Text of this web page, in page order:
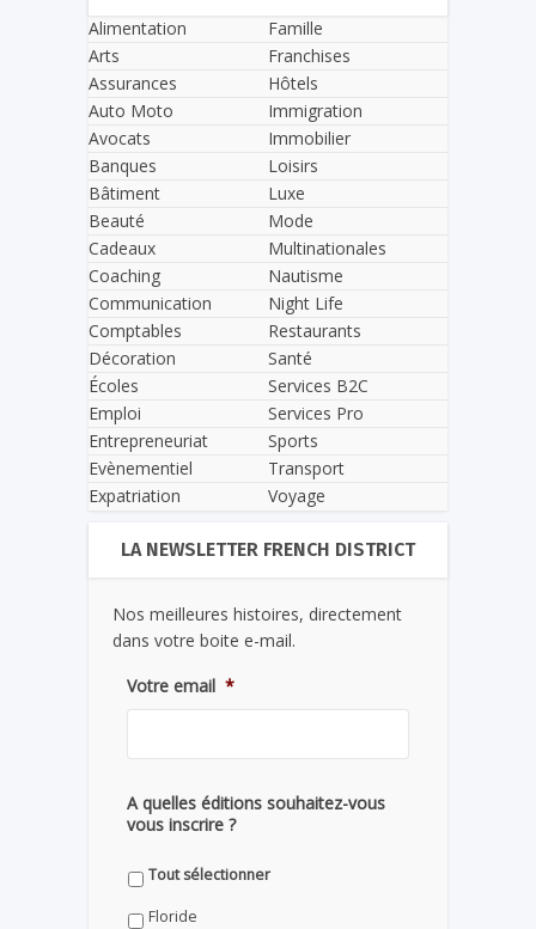
Alimentation
Arts
Assurances
Auto Moto
Avocats
Banques
Bâtiment
Beauté
Cadeaux
Coaching
Communication
Comptables
Décoration
Écoles
Emploi
Entrepreneuriat
Evènementiel
Expatriation
Famille
Franchises
Hôtels
Immigration
Immobilier
Loisirs
Luxe
Mode
Multinationales
Nautisme
Night Life
Restaurants
Santé
Services B2C
Services Pro
Sports
Transport
Voyage
LA NEWSLETTER FRENCH DISTRICT
Nos meilleures histoires, directement
dans votre boite e-mail.
Votre email *
A quelles éditions souhaitez-vous
vous inscrire ?
Tout sélectionner
Floride